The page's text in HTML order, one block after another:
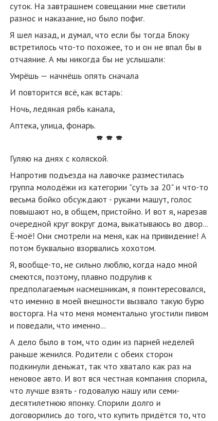
суток. На завтрашнем совещании мне светили
разнос и наказание, но было пофиг.
Я шел назад, и думал, что если бы тогда Блоку
встретилось что-то похожее, то и он не впал бы в
отчаяние. А мы никогда бы не услышали:
Умрёшь — начнёшь опять сначала
И повторится всё, как встарь:
Ночь, ледяная рябь канала,
Аптека, улица, фонарь.
* * *
Гуляю на днях с коляской.
Напротив подъезда на лавочке разместилась
группа молодёжи из категории "суть за 20" и что-то
весьма бойко обсуждают - руками машут, голос
повышают но, в общем, пристойно. И вот я, нарезав
очередной круг вокруг дома, выкатываюсь во двор...
Ё-моё! Они смотрели на меня, как на привидение! А
потом буквально взорвались хохотом.
Я, вообще-то, не сильно люблю, когда надо мной
смеются, поэтому, плавно подрулив к
предполагаемым насмешникам, я поинтересовался,
что именно в моей внешности вызвало такую бурю
восторга. На что меня моментально угостили пивом
и поведали, что именно...
А дело было в том, что один из парней неделей
раньше женился. Родители с обеих сторон
подкинули деньжат, так что хватало как раз на
неновое авто. И вот вся честная компания спорила,
что лучше взять - годовалую нашу или семи-
десятилетнюю японку. Спорили долго и
договорились до того, что купить придётся то, что